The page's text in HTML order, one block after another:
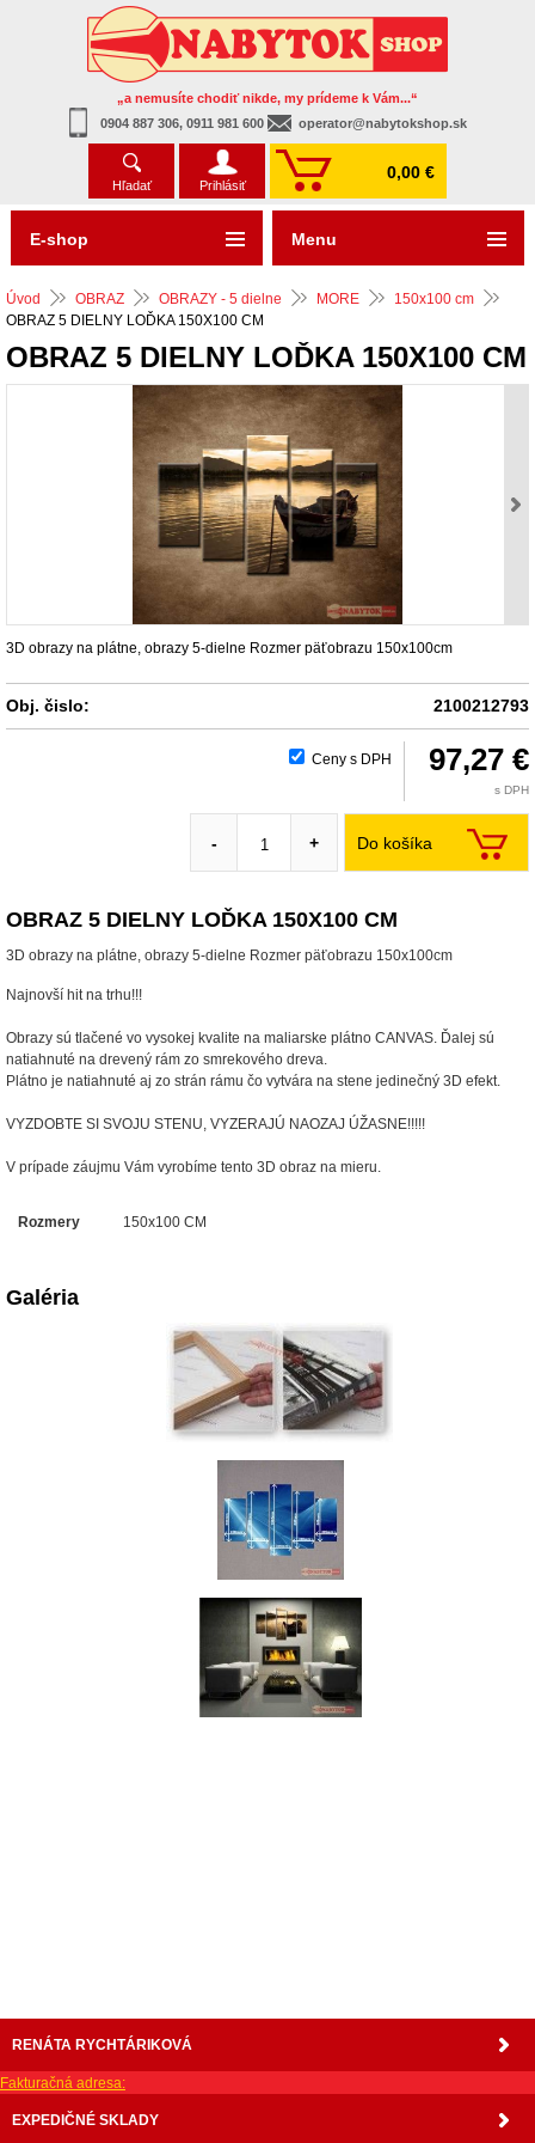
„a nemusíte chodiť nikde, my prídeme k Vám...“
0904 887 306, 0911 981 600
operator@nabytokshop.sk
Hľadať Prihlásiť
0,00 €
Úvod OBRAZ OBRAZY - 5 dielne MORE
150x100 cm
OBRAZ 5 DIELNY LOĎKA 150X100 CM
OBRAZ 5 DIELNY LOĎKA 150X100 CM
3D obrazy na plátne, obrazy 5-dielne Rozmer päťobrazu 150x100cm
Obj. čislo: 2100212793
Ceny s DPH 97,27 €
s DPH
Do košíka
- +
OBRAZ 5 DIELNY LOĎKA 150X100 CM
3D obrazy na plátne, obrazy 5-dielne Rozmer päťobrazu 150x100cm
Najnovší hit na trhu!!!
Obrazy sú tlačené vo vysokej kvalite na maliarske plátno CANVAS. Ďalej sú
natiahnuté na drevený rám zo smrekového dreva.
Plátno je natiahnuté aj zo strán rámu čo vytvára na stene jedinečný 3D efekt.
VYZDOBTE SI SVOJU STENU, VYZERAJÚ NAOZAJ ÚŽASNE!!!!!
V prípade záujmu Vám vyrobíme tento 3D obraz na mieru.
Rozmery 150x100 CM
Galéria
RENÁTA RYCHTÁRIKOVÁ
Fakturačná adresa:
EXPEDIČNÉ SKLADY
E-shop Menu